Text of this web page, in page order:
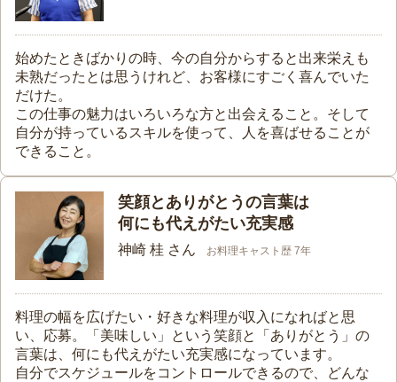
始めたときばかりの時、今の自分からすると出来栄えも
未熟だったとは思うけれど、お客様にすごく喜んでいた
だけた。
この仕事の魅力はいろいろな方と出会えること。そして
自分が持っているスキルを使って、人を喜ばせることが
できること。
笑顔とありがとうの言葉は
何にも代えがたい充実感
神崎 桂 さん お料理キャスト歴 7年
料理の幅を広げたい・好きな料理が収入になればと思
い、応募。「美味しい」という笑顔と「ありがとう」の
言葉は、何にも代えがたい充実感になっています。
自分でスケジュールをコントロールできるので、どんな